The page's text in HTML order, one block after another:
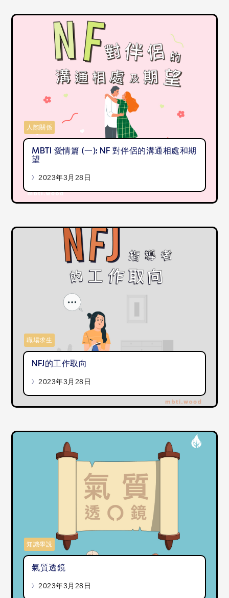
MBTI 愛情篇 (一): NF 對伴侶的溝通相處和期
望
2023年3月28日
人際關係
NFJ的工作取向
2023年3月28日
職場求生
氣質透鏡
2023年3月28日
知識學說